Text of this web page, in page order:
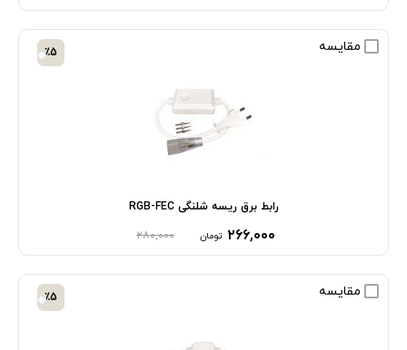
مقایسه
رابط برق ریسه شلنگی RGB-FEC
۲۶۶,۰۰۰ تومان ۲۸۰,۰۰۰
٪5
مقایسه ٪5